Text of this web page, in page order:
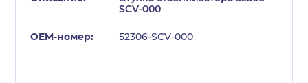
SCV-000
52306-SCV-000